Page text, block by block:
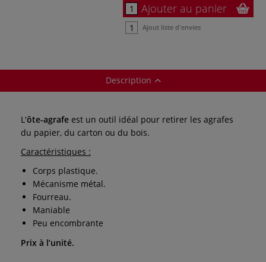
Ajouter au panier
Ajout liste d'envies
Description
L'ôte-agrafe est un outil idéal pour retirer les agrafes
du papier, du carton ou du bois.
Caractéristiques :
Corps plastique.
Mécanisme métal.
Fourreau.
Maniable
Peu encombrante
Prix à l’unité.